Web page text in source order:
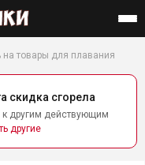
Найти
на товары для плавания
скидка сгорела
другим действующим
другие